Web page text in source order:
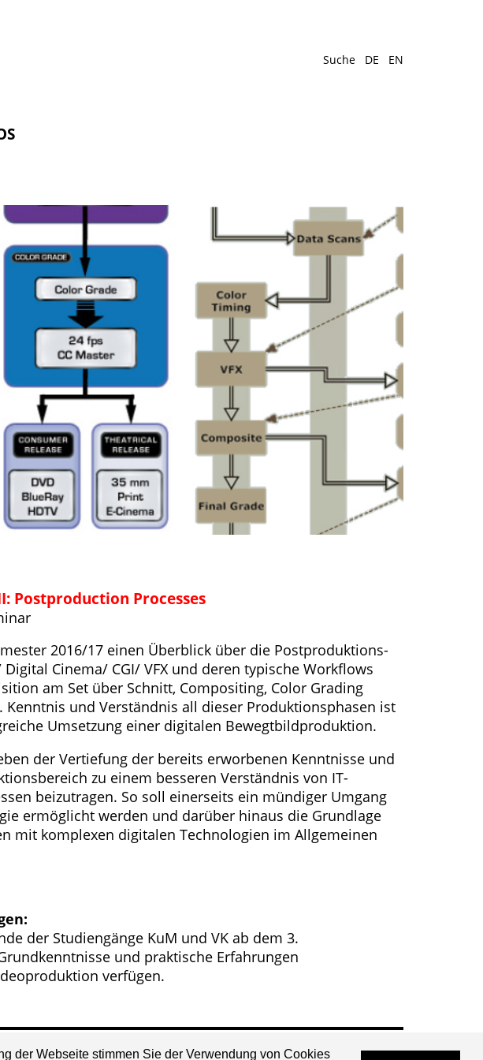
der Webseite stimmen Sie der Verwendung von Cookies
Suche DE EN
Postproduction Processes
2016/17 einen Überblick über die Postproduktions-
Cinema/ CGI/ VFX und deren typische Workflows
am Set über Schnitt, Compositing, Color Grading
und Verständnis all dieser Produktionsphasen ist
Umsetzung einer digitalen Bewegtbildproduktion.
der Vertiefung der bereits erworbenen Kenntnisse und
zu einem besseren Verständnis von IT-
beizutragen. So soll einerseits ein mündiger Umgang
ermöglicht werden und darüber hinaus die Grundlage
mit komplexen digitalen Technologien im Allgemeinen
der Studiengänge KuM und VK ab dem 3.
und praktische Erfahrungen
verfügen.